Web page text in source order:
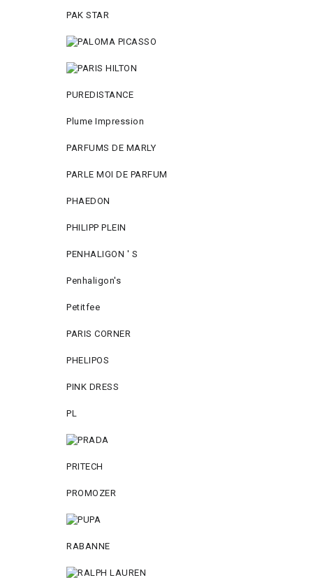
PAK STAR
PUREDISTANCE
Plume Impression
PARFUMS DE MARLY
PARLE MOI DE PARFUM
PHAEDON
PHILIPP PLEIN
PENHALIGON ' S
Penhaligon's
Petitfee
PARIS CORNER
PHELIPOS
PINK DRESS
PL
PRITECH
PROMOZER
RABANNE